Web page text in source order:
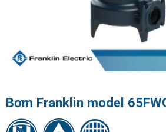
Bơm Franklin model